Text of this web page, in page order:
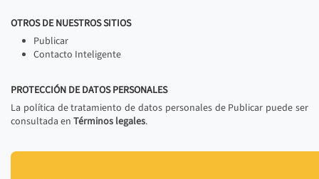
OTROS DE NUESTROS SITIOS
Publicar
Contacto Inteligente
PROTECCIÓN DE DATOS PERSONALES
La política de tratamiento de datos personales de Publicar puede ser
consultada en Términos legales.